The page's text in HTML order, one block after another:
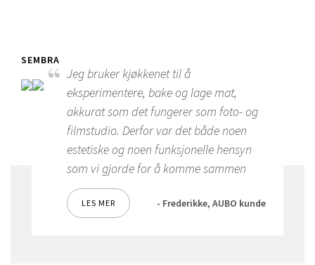
SEMBRA
Jeg bruker kjøkkenet til å
eksperimentere, bake og lage mat,
akkurat som det fungerer som foto- og
filmstudio. Derfor var det både noen
estetiske og noen funksjonelle hensyn
som vi gjorde for å komme sammen
LES MER - Frederikke, AUBO kunde